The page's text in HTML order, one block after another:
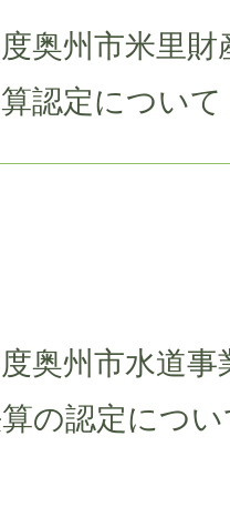
奥州市米里財
認定について
奥州市水道事
の認定につ